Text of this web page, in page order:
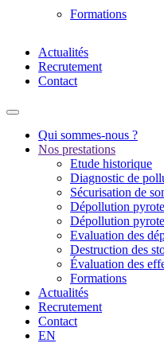
Formations
Actualités
Recrutement
Contact
Qui sommes-nous ?
Nos prestations
Etude historique
Diagnostic de
Sécurisation de
Dépollution
Dépollution
Evaluation des
Destruction des
Évaluation des
Formations
Actualités
Recrutement
Contact
EN